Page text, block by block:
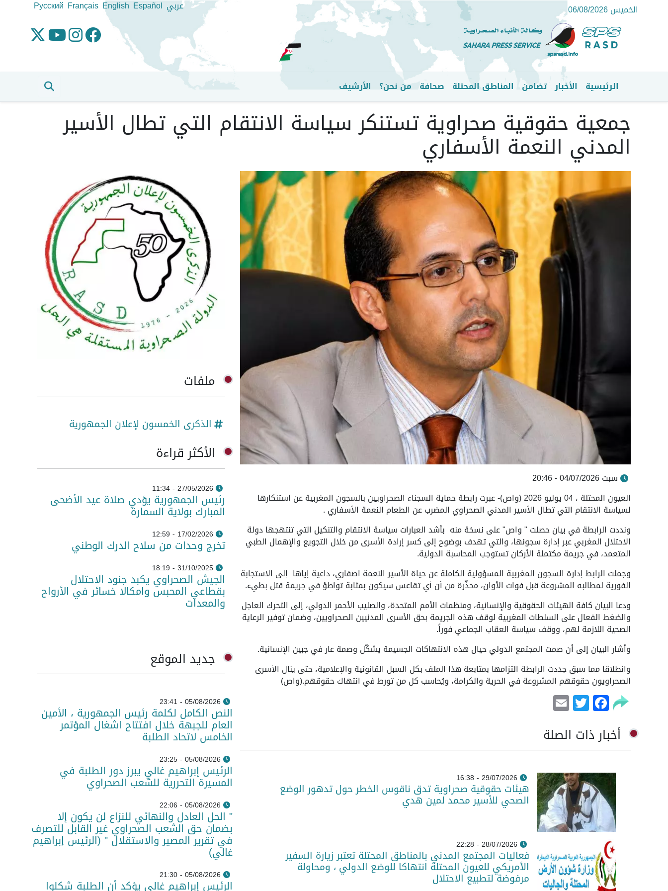
تجاوز
إلى
المحتوى
الرئيسي
الخميس 06/08/2026 عربي Español
English
Français
Pусский
القائمة الرئيسية
الرئيسية الأخبار تضامن المناطق المحتلة صحافة من نحن؟ الأرشيف
جمعية حقوقية صحراوية تستنكر سياسة الانتقام التي تطال الأسير
المدني النعمة الأسفاري
سبت 04/07/2026 - 20:46
العيون المحتلة ، 04 يوليو 2026 (واص)- عبرت رابطة حماية السجناء الصحراويين بالسجون المغربية عن استنكارها
لسياسة الانتقام التي تطال الأسير المدني الصحراوي المضرب عن الطعام النعمة الأسفاري .
ونددت الرابطة في بيان حصلت " واص" على نسخة منه بأشد العبارات سياسة الانتقام والتنكيل التي تنتهجها دولة
الاحتلال المغربي عبر إدارة سجونها، والتي تهدف بوضوح إلى كسر إرادة الأسرى من خلال التجويع والإهمال الطبي
المتعمد، في جريمة مكتملة الأركان تستوجب المحاسبة الدولية.
وجملت الرابط إدارة السجون المغربية المسؤولية الكاملة عن حياة الأسير النعمة اصفاري، داعية إياها إلى الاستجابة
الفورية لمطالبه المشروعة قبل فوات الأوان، محذّرة من أن أي تقاعس سيكون بمثابة تواطؤ في جريمة قتل بطيء.
ودعا البيان كافة الهيئات الحقوقية والإنسانية، ومنظمات الأمم المتحدة، والصليب الأحمر الدولي، إلى التحرك العاجل
والضغط الفعال على السلطات المغربية لوقف هذه الجريمة بحق الأسرى المدنيين الصحراويين، وضمان توفير الرعاية
الصحية اللازمة لهم، ووقف سياسة العقاب الجماعي فوراً.
وأشار البيان إلى أن صمت المجتمع الدولي حيال هذه الانتهاكات الجسيمة يشكّل وصمة عار في جبين الإنسانية.
وانطلاقا مما سبق جددت الرابطة التزامها بمتابعة هذا الملف بكل السبل القانونية والإعلامية، حتى ينال الأسرى
الصحراويون حقوقهم المشروعة في الحرية والكرامة، ويُحاسب كل من تورط في انتهاك حقوقهم.(واص)
Facebook
Twitter
أخبار ذات الصلة
29/07/2026 - 16:38
هيئات حقوقية صحراوية تدق ناقوس الخطر حول تدهور الوضع
الصحي للأسير محمد لمين هدي
28/07/2026 - 22:28
فعاليات المجتمع المدني بالمناطق المحتلة تعتبر زيارة السفير
الأمريكي للعيون المحتلة انتهاكا للوضع الدولي ، ومحاولة
مرفوضة لتطبيع الاحتلال
ملفات
الذكرى الخمسون لإعلان الجمهورية
الأكثر قراءة
27/05/2026 - 11:34
رئيس الجمهورية يؤدي صلاة عيد الأضحى
المبارك بولاية السمارة
17/02/2026 - 12:59
تخرج وحدات من سلاح الدرك الوطني
31/10/2025 - 18:19
الجيش الصحراوي يكبد جنود الاحتلال
بقطاعي المحبس وامكالا خسائر في الأرواح
والمعدات
جديد الموقع
05/08/2026 - 23:41
النص الكامل لكلمة رئيس الجمهورية ، الأمين
العام للجبهة خلال افتتاح اشغال المؤتمر
الخامس لاتحاد الطلبة
05/08/2026 - 23:25
الرئيس إبراهيم غالي يبرز دور الطلبة في
المسيرة التحررية للشعب الصحراوي
05/08/2026 - 22:06
" الحل العادل والنهائي للنزاع لن يكون إلا
بضمان حق الشعب الصحراوي غير القابل للتصرف
في تقرير المصير والاستقلال " (الرئيس إبراهيم
غالي)
05/08/2026 - 21:30
الرئيس إبراهيم غالي يؤكد أن الطلبة شكلوا